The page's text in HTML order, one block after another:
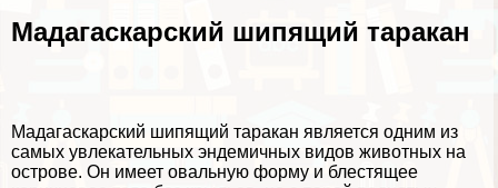
Мадагаскарский шипящий таpaкан
Мадагаскарский шипящий таpaкан является одним из
самых увлекательных эндемичных видов животных на
острове. Он имеет овальную форму и блестящее